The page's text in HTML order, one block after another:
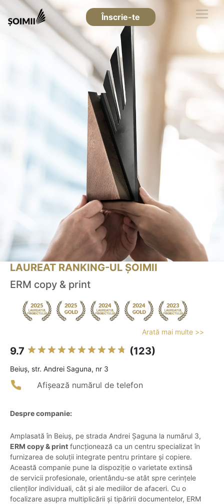
Înscrie-te
LAUREAT RANKING-UL ȘOIMII
ERM copy & print
Arată mai multe >>
9.7 (123)
Beiuş, str. Andrei Saguna, nr 3
Afișează numărul de telefon
Despre companie:
Amplasată în Beiuș, pe strada Andrei Șaguna la numărul 3,
ERM copy & print funcționează ca un centru specializat în
furnizarea de soluții integrate pentru printare și copiere.
Această companie pune la dispoziție o varietate extinsă
de servicii profesionale, orientându-se atât spre cerințele
clienților individuali, cât și ale mediilor de afaceri. Cu o
focalizare asupra multiplicării și tipăririi documentelor, ERM